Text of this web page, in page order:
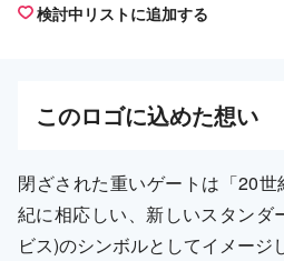
検討中リストに追加する
このロゴに込めた想い
閉ざされた重いゲートは「20
紀に相応しい、新しいスタンダ
ビス)のシンボルとしてイメージ